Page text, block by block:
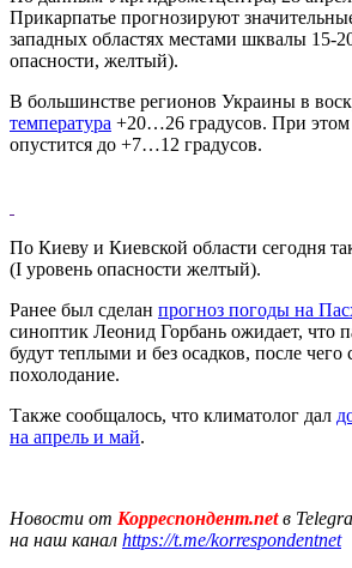
Прикарпатье прогнозируют
западных областях местами шквалы 15-
опасности, желтый).
В большинстве регионов Украины в
температура +20…26 градусов. При этом
опустится до +7…12 градусов.
По Киеву и Киевской области сегодня
(I уровень опасности желтый).
Ранее был сделан прогноз погоды на
синоптик Леонид Горбань ожидает, что
будут теплыми и без осадков, после чего
похолодание.
Также сообщалось, что климатолог дал
на апрель и май.
Новости от Корреспондент.netв
на наш канал https://t.me/korrespondentnet